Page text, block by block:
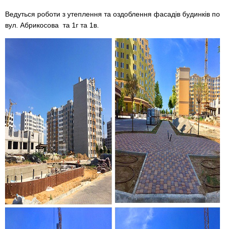
Ведуться роботи з утеплення та оздоблення фасадів будинків по
вул. Абрикосова та 1г та 1в.